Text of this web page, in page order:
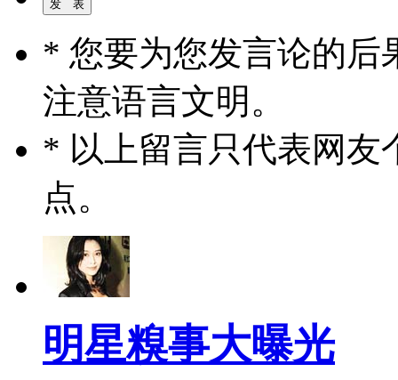
* 您要为您发言论的后
注意语言文明。
* 以上留言只代表网友
点。
明星糗事大曝光